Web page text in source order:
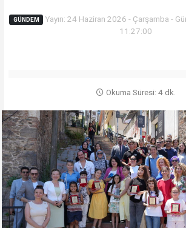
GÜNDEM
Yayın: 24 Haziran 2026 - Çarşamba -
11:27:00
Okuma Süresi: 4 dk.